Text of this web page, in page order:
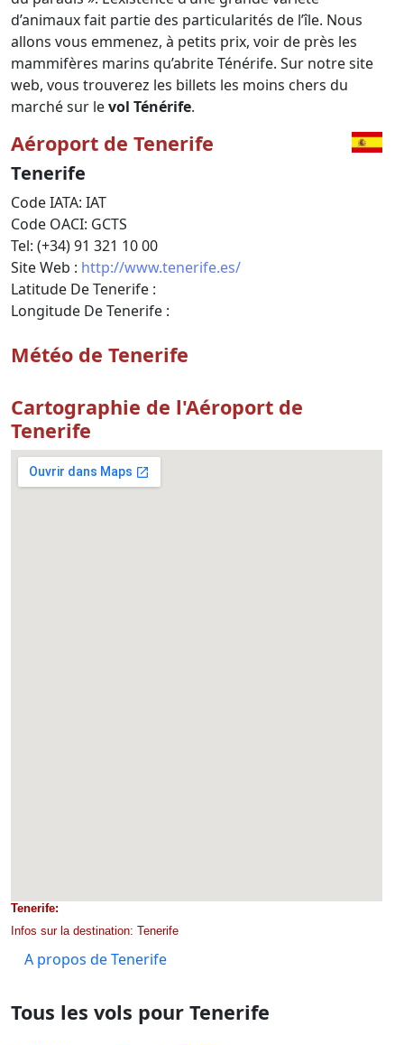
d’animaux fait partie des particularités de l’île. Nous
allons vous emmenez, à petits prix, voir de près les
mammifères marins qu’abrite Ténérife. Sur notre site
web, vous trouverez les billets les moins chers du
marché sur levol Ténérife.
Aéroport de Tenerife
Tenerife
Code IATA: IAT
Code OACI: GCTS
Tel: (+34) 91 321 10 00
Site Web : http://www.tenerife.es/
Latitude De Tenerife :
Longitude De Tenerife :
Météo de Tenerife
Cartographie de l'Aéroport de
Tenerife
Tenerife:
Infos sur la destination: Tenerife
A propos de Tenerife
Tous les vols pour Tenerife